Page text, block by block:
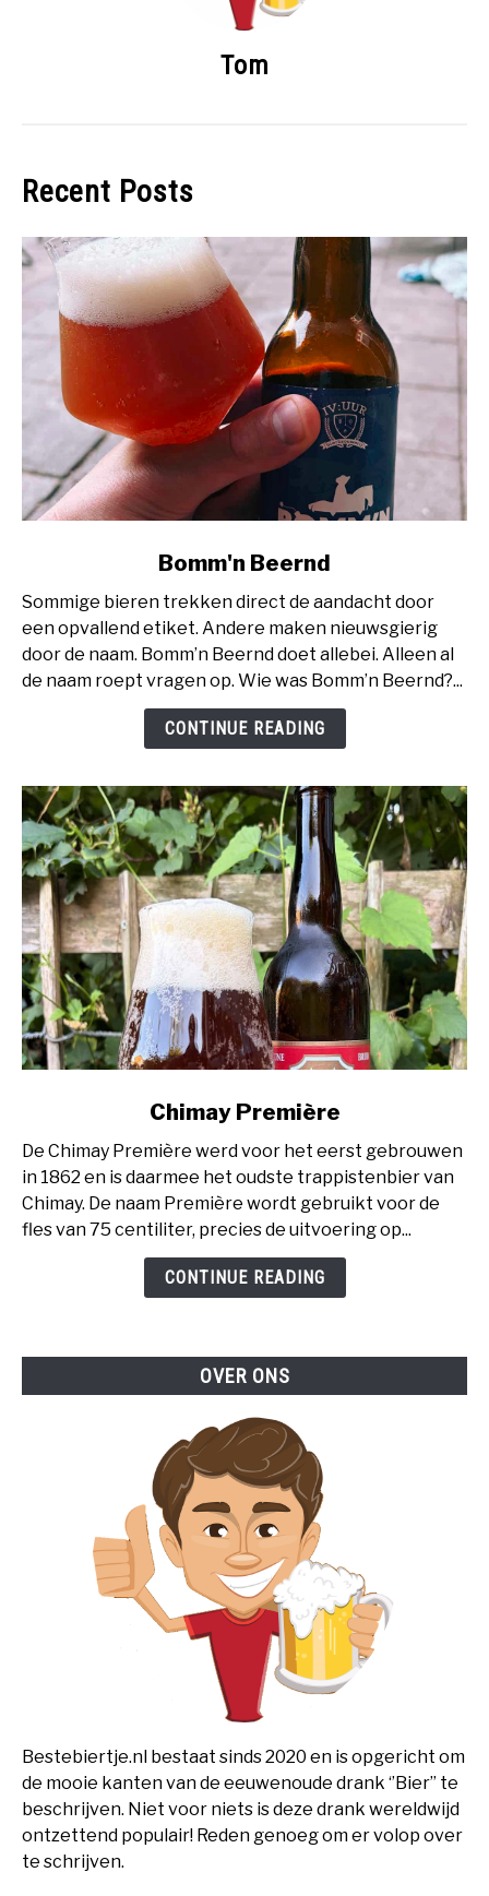
Tom
Recent Posts
Bomm'n
Beernd
Bomm'n Beernd
Sommige bieren trekken direct de aandacht door
een opvallend etiket. Andere maken nieuwsgierig
door de naam. Bomm’n Beernd doet allebei. Alleen al
de naam roept vragen op. Wie was Bomm’n Beernd?...
CONTINUE READING
Chimay
Première
Chimay Première
De Chimay Première werd voor het eerst gebrouwen
in 1862 en is daarmee het oudste trappistenbier van
Chimay. De naam Première wordt gebruikt voor de
fles van 75 centiliter, precies de uitvoering op...
CONTINUE READING
OVER ONS
Bestebiertje.nl bestaat sinds 2020 en is opgericht om
de mooie kanten van de eeuwenoude drank ‘’Bier’’ te
beschrijven. Niet voor niets is deze drank wereldwijd
ontzettend populair! Reden genoeg om er volop over
te schrijven.